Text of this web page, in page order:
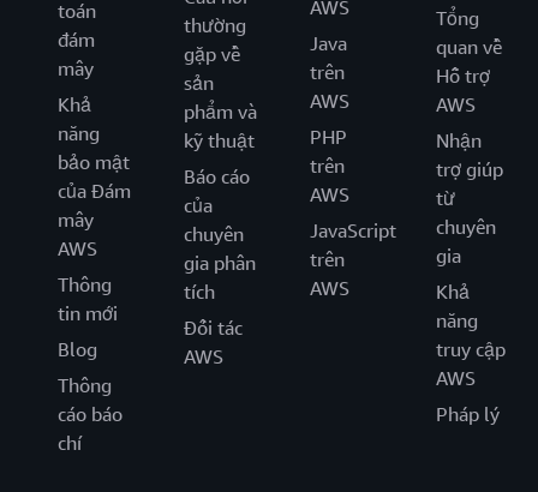
toán
đám
mây
Khả
năng
bảo mật
của Đám
mây
AWS
Thông
tin mới
Blog
Thông
cáo báo
chí
thường
gặp về
sản
phẩm và
kỹ thuật
Báo cáo
của
chuyên
gia phân
tích
Đối tác
AWS
AWS
Java
trên
AWS
PHP
trên
AWS
JavaScript
trên
AWS
Tổng
quan về
Hỗ trợ
AWS
Nhận
trợ giúp
từ
chuyên
gia
Khả
năng
truy cập
AWS
Pháp lý